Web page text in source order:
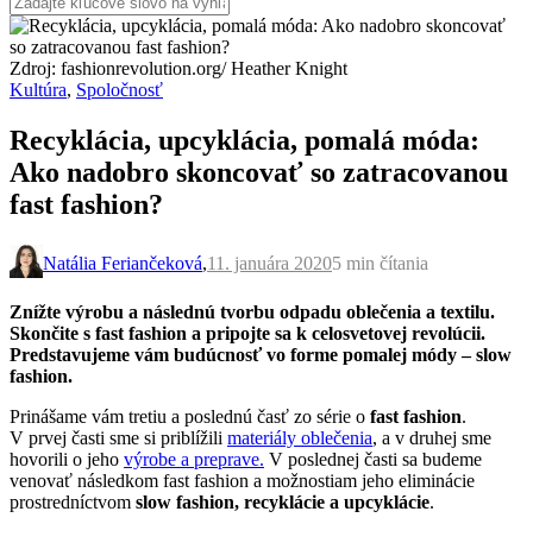
Zdroj: fashionrevolution.org/ Heather Knight
Kultúra, Spoločnosť
Recyklácia, upcyklácia, pomalá móda:
Ako nadobro skoncovať so zatracovanou
fast fashion?
Natália Feriančeková,11. januára 20205 min čítania
Znížte výrobu a následnú tvorbu odpadu oblečenia a textilu.
Skončite s fast fashion a pripojte sa k celosvetovej revolúcii.
Predstavujeme vám budúcnosť vo forme pomalej módy – slow
fashion.
Prinášame vám tretiu a poslednú časť zo série o fast fashion.
V prvej časti sme si priblížili materiály oblečenia, a v druhej sme
hovorili o jeho výrobe a preprave. V poslednej časti sa budeme
venovať následkom fast fashion a možnostiam jeho eliminácie
prostredníctvom slow fashion, recyklácie a upcyklácie.